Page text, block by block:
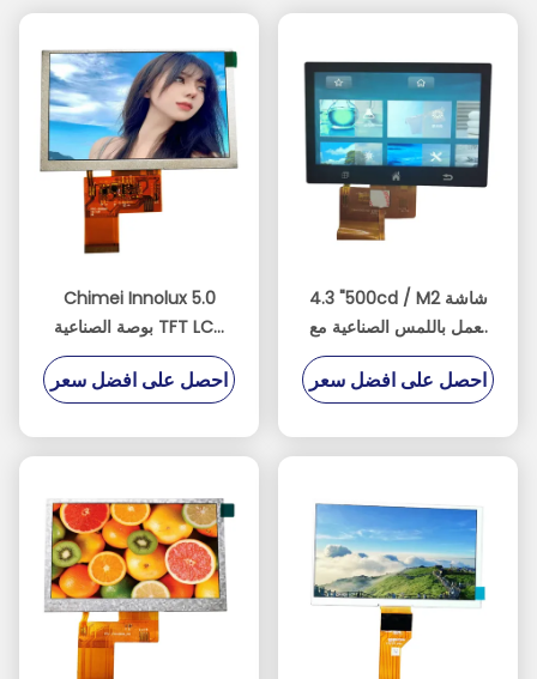
Chimei Innolux 5.0
بوصة الصناعية TFT LCD
40pin واجهة RGB بدقة
800x480
احصل على افضل سعر
4.3 "500cd / M2 شاشة
تعمل باللمس الصناعية مع
ST7262E43 IC
احصل على افضل سعر